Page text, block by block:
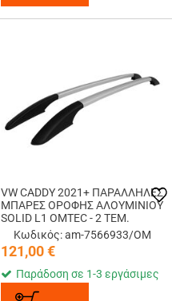
VW CADDY 2021+ ΠΑΡΑΛΛΗΛΕΣ
ΜΠΑΡΕΣ ΟΡΟΦΗΣ ΑΛΟΥΜΙΝΙΟΥ
SOLID L1 OMTEC - 2 TEM.
Κωδικός: am-7566933/OM
121,00€
Παράδοση σε 1-3 εργάσιμες